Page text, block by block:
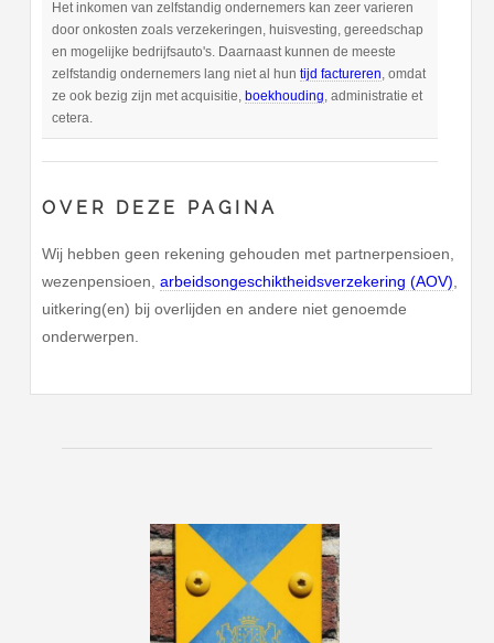
Het inkomen van zelfstandig ondernemers kan zeer varieren
door onkosten zoals verzekeringen, huisvesting, gereedschap
en mogelijke bedrijfsauto's. Daarnaast kunnen de meeste
zelfstandig ondernemers lang niet al hun tijd factureren , omdat
ze ook bezig zijn met acquisitie, boekhouding , administratie et
cetera.
OVER DEZE PAGINA
Wij hebben geen rekening gehouden met partnerpensioen,
wezenpensioen,arbeidsongeschiktheidsverzekering (AOV)
uitkering(en) bij overlijden en andere niet genoemde
onderwerpen.